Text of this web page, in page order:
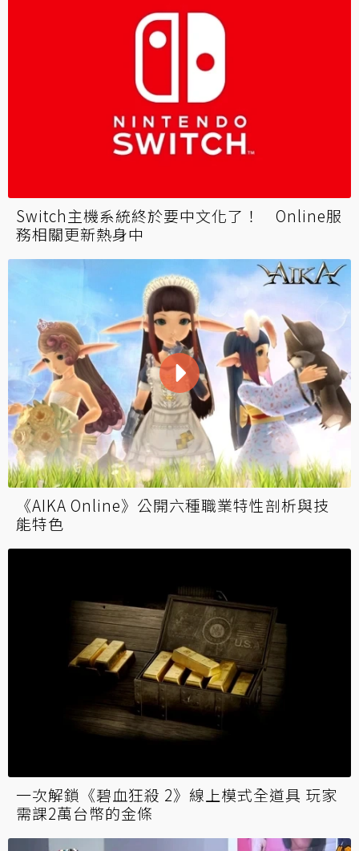
Switch主機系統終於要中文化了！ Online服
務相關更新熱身中
《AIKA Online》公開六種職業特性剖析與技
能特色
一次解鎖《碧血狂殺 2》線上模式全道具 玩家
需課2萬台幣的金條